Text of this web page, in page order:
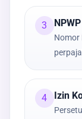
3
Nomor
4 Izin